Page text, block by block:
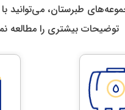
طبرستان، می‌توانید
توضیحات بیشتری را مطالعه